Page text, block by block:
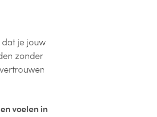
je jouw
zonder
voelen in